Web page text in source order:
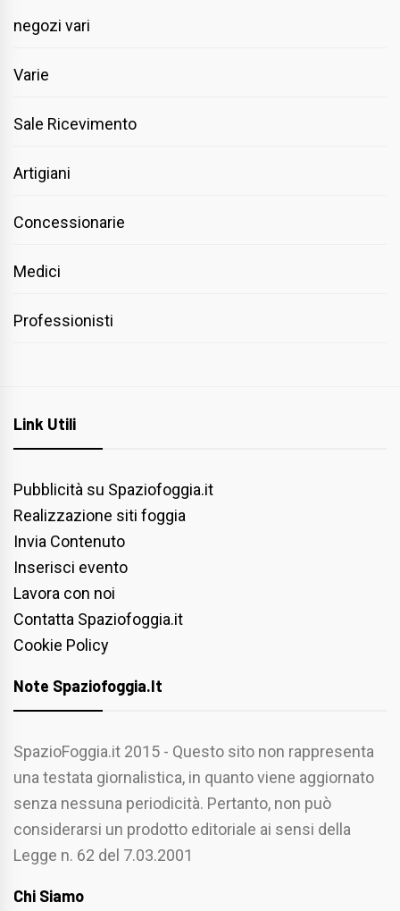
negozi vari
Varie
Sale Ricevimento
Artigiani
Concessionarie
Medici
Professionisti
Link Utili
Pubblicità su Spaziofoggia.it
Realizzazione siti foggia
Invia Contenuto
Inserisci evento
Lavora con noi
Contatta Spaziofoggia.it
Cookie Policy
Note Spaziofoggia.it
SpazioFoggia.it 2015 - Questo sito non rappresenta
una testata giornalistica, in quanto viene aggiornato
senza nessuna periodicità. Pertanto, non può
considerarsi un prodotto editoriale ai sensi della
Legge n. 62 del 7.03.2001
Chi Siamo